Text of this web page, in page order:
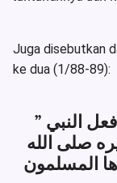
Juga disebutkan
ke dua (1/88-89):
” قد دل على جواز التداوي بالرقى فعل النبي
صلى الله
المسلمون